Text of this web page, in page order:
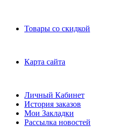
Товары со скидкой
Карта сайта
Личный Кабинет
История заказов
Мои Закладки
Рассылка новостей